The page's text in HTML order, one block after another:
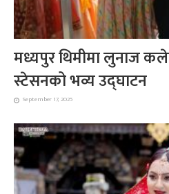
मध्यपुर थिमीमा लुनाज
स्टेसनको भव्य उद्घाटन
September 17, 2025